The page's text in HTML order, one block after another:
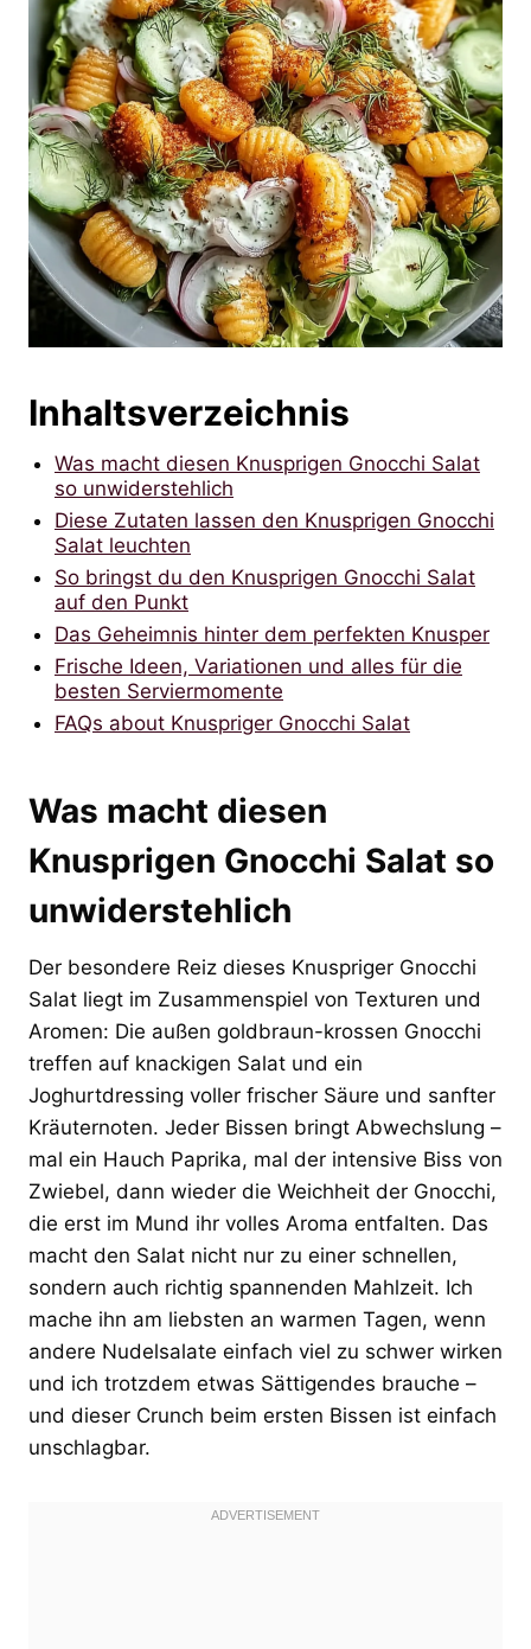
Inhaltsverzeichnis
Was macht diesen Knusprigen Gnocchi Salat
so unwiderstehlich
Diese Zutaten lassen den Knusprigen Gnocchi
Salat leuchten
So bringst du den Knusprigen Gnocchi Salat
auf den Punkt
Das Geheimnis hinter dem perfekten Knusper
Frische Ideen, Variationen und alles für die
besten Serviermomente
FAQs about Knuspriger Gnocchi Salat
Was macht diesen
Knusprigen Gnocchi Salat so
unwiderstehlich
Der besondere Reiz dieses Knuspriger Gnocchi
Salat liegt im Zusammenspiel von Texturen und
Aromen: Die außen goldbraun-krossen Gnocchi
treffen auf knackigen Salat und ein
Joghurtdressing voller frischer Säure und sanfter
Kräuternoten. Jeder Bissen bringt Abwechslung –
mal ein Hauch Paprika, mal der intensive Biss von
Zwiebel, dann wieder die Weichheit der Gnocchi,
die erst im Mund ihr volles Aroma entfalten. Das
macht den Salat nicht nur zu einer schnellen,
sondern auch richtig spannenden Mahlzeit. Ich
mache ihn am liebsten an warmen Tagen, wenn
andere Nudelsalate einfach viel zu schwer wirken
und ich trotzdem etwas Sättigendes brauche –
und dieser Crunch beim ersten Bissen ist einfach
unschlagbar.